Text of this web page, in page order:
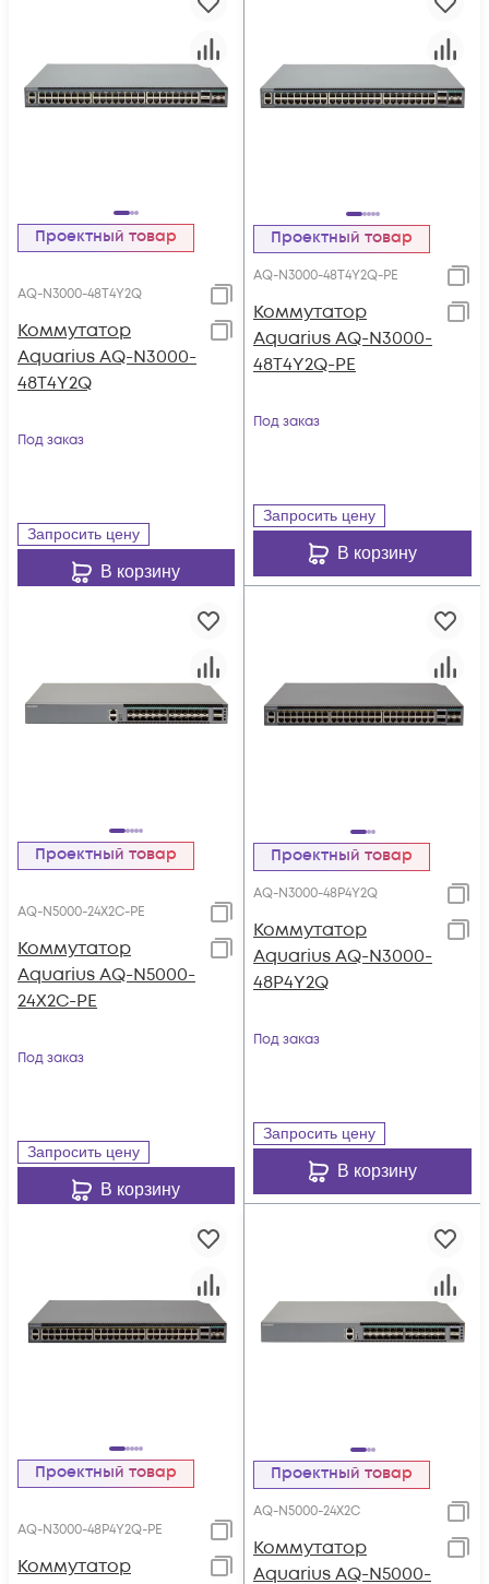
Проектный товар
AQ-N3000-48T4Y2Q
Коммутатор
Aquarius AQ-N3000-
48T4Y2Q
Под заказ
Запросить цену
В корзину
Проектный товар
AQ-N3000-48T4Y2Q-PE
Коммутатор
Aquarius AQ-N3000-
48T4Y2Q-PE
Под заказ
Запросить цену
В корзину
Проектный товар
AQ-N5000-24X2C-PE
Коммутатор
Aquarius AQ-N5000-
24X2C-PE
Под заказ
Запросить цену
В корзину
Проектный товар
AQ-N3000-48P4Y2Q
Коммутатор
Aquarius AQ-N3000-
48P4Y2Q
Под заказ
Запросить цену
В корзину
Проектный товар
AQ-N3000-48P4Y2Q-PE
Коммутатор
Проектный товар
AQ-N5000-24X2C
Коммутатор
Aquarius AQ-N5000-